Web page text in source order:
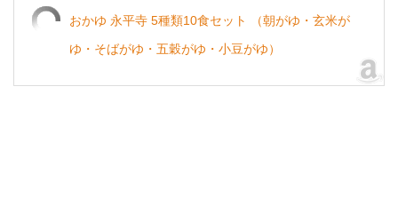
おかゆ 永平寺 5種類10食セット （朝がゆ・玄米が
ゆ・そばがゆ・五穀がゆ・小豆がゆ）